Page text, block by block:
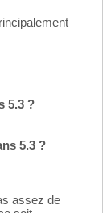
5.3 ?
5.3 ?
assez de